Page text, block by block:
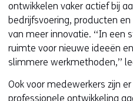
ontwikkelen vaker actief bij
bedrijfsvoering, producten
van meer innovatie. ‘‘In een
ruimte voor nieuwe ideeën
slimmere werkmethoden,’’
Ook voor medewerkers zijn
professionele ontwikkeling